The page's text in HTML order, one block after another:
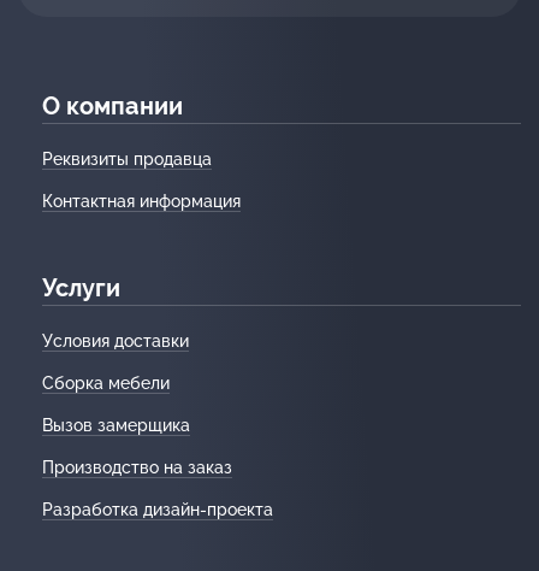
О компании
Реквизиты продавца
Контактная информация
Услуги
Условия доставки
Сборка мебели
Вызов замерщика
Производство на заказ
Разработка дизайн-проекта